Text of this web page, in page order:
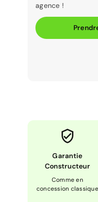
agence !
Garantie
Constructeur
Comme en
concession classique